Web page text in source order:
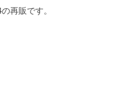
再販です。